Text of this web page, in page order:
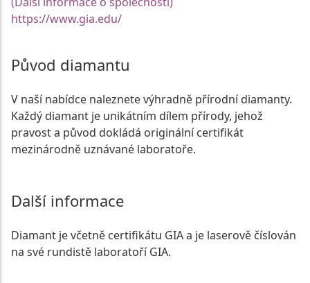
https://www.gia.edu/
Původ diamantu
V naší nabídce naleznete výhradně přírodní diamanty.
Každý diamant je unikátním dílem přírody, jehož
pravost a původ dokládá originální certifikát
mezinárodně uznávané laboratoře.
Další informace
Diamant je včetně certifikátu GIA a je laserově číslován
na své rundistě laboratoří GIA.